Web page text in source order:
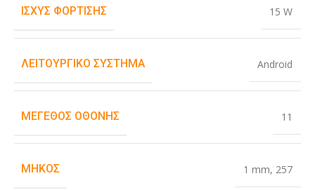
ΙΣΧΎΣ ΦΌΡΤΙΣΗΣ 15 W
ΛΕΙΤΟΥΡΓΙΚΌ ΣΎΣΤΗΜΑ Android
ΜΈΓΕΘΟΣ ΟΘΌΝΗΣ 11
ΜΉΚΟΣ 1 mm, 257